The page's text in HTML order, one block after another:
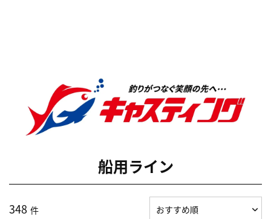
船用ライン
348 件